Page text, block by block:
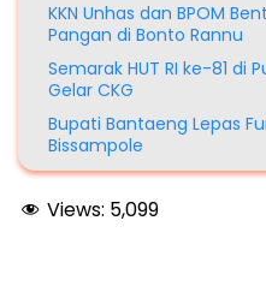
KKN Unhas dan BPOM
Pangan di Bonto Rannu
Semarak HUT RI ke-81 di
Gelar CKG
Bupati Bantaeng Lepas
Bissampole
Views: 5,099